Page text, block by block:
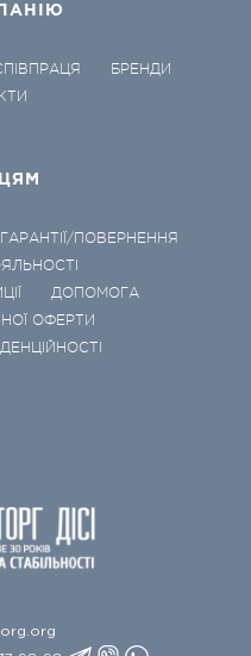
БРЕНДИ
ГАРАНТІЇ/ПОВЕРНЕННЯ
ДОПОМОГА
ОФЕРТИ